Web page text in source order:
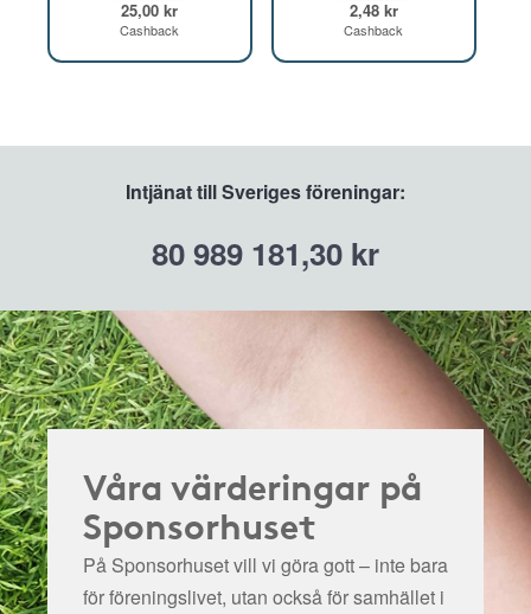
25,00 kr
Cashback
2,48 kr
Cashback
Intjänat till Sveriges föreningar:
80 989 181,30 kr
Våra värderingar på
Sponsorhuset
På Sponsorhuset vill vi göra gott – inte bara
för föreningslivet, utan också för samhället i